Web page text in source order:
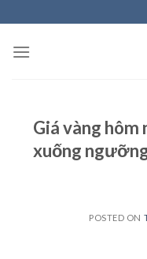
to
content
Giá vàng
xuống ngưỡng
POSTED ON